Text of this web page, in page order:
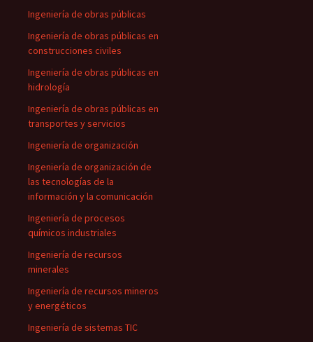
Ingeniería de obras públicas
Ingeniería de obras públicas en
construcciones civiles
Ingeniería de obras públicas en
hidrología
Ingeniería de obras públicas en
transportes y servicios
Ingeniería de organización
Ingeniería de organización de
las tecnologías de la
información y la comunicación
Ingeniería de procesos
químicos industriales
Ingeniería de recursos
minerales
Ingeniería de recursos mineros
y energéticos
Ingeniería de sistemas TIC